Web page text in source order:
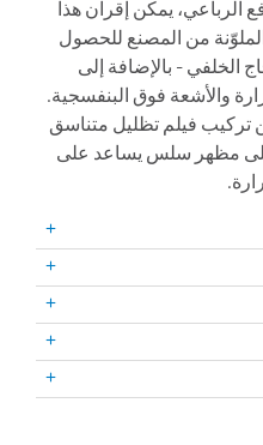
الرباعي، يمكن إقران هذا
الملوّنة من المصنع للحصول
الخلفي - بالإضافة إلى
والأشعة فوق البنفسجية.
تركيب فيلم تظليل متناسق
مظهر سلس يساعد على